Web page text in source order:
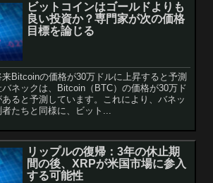
ビットコインはゴールドよりも
良い投資か？専門家が次の価格
目標を論じる
Bitcoinの価格が30万ドルに上昇すると予測
ネックは、Bitcoin（BTC）の価格が30万ド
ると予測しています。これにより、バネッ
たちと同様に、ビット...
リップルの復帰：3年の休止期
間の後、XRPが米国市場に参入
する可能性